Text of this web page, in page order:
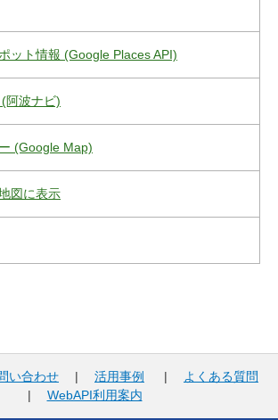
ット情報 (Google Places API)
阿波ナビ)
(Google Map)
図に表示
い合わせ | 活用事例 |
よくある質問
| WebAPI利用案内